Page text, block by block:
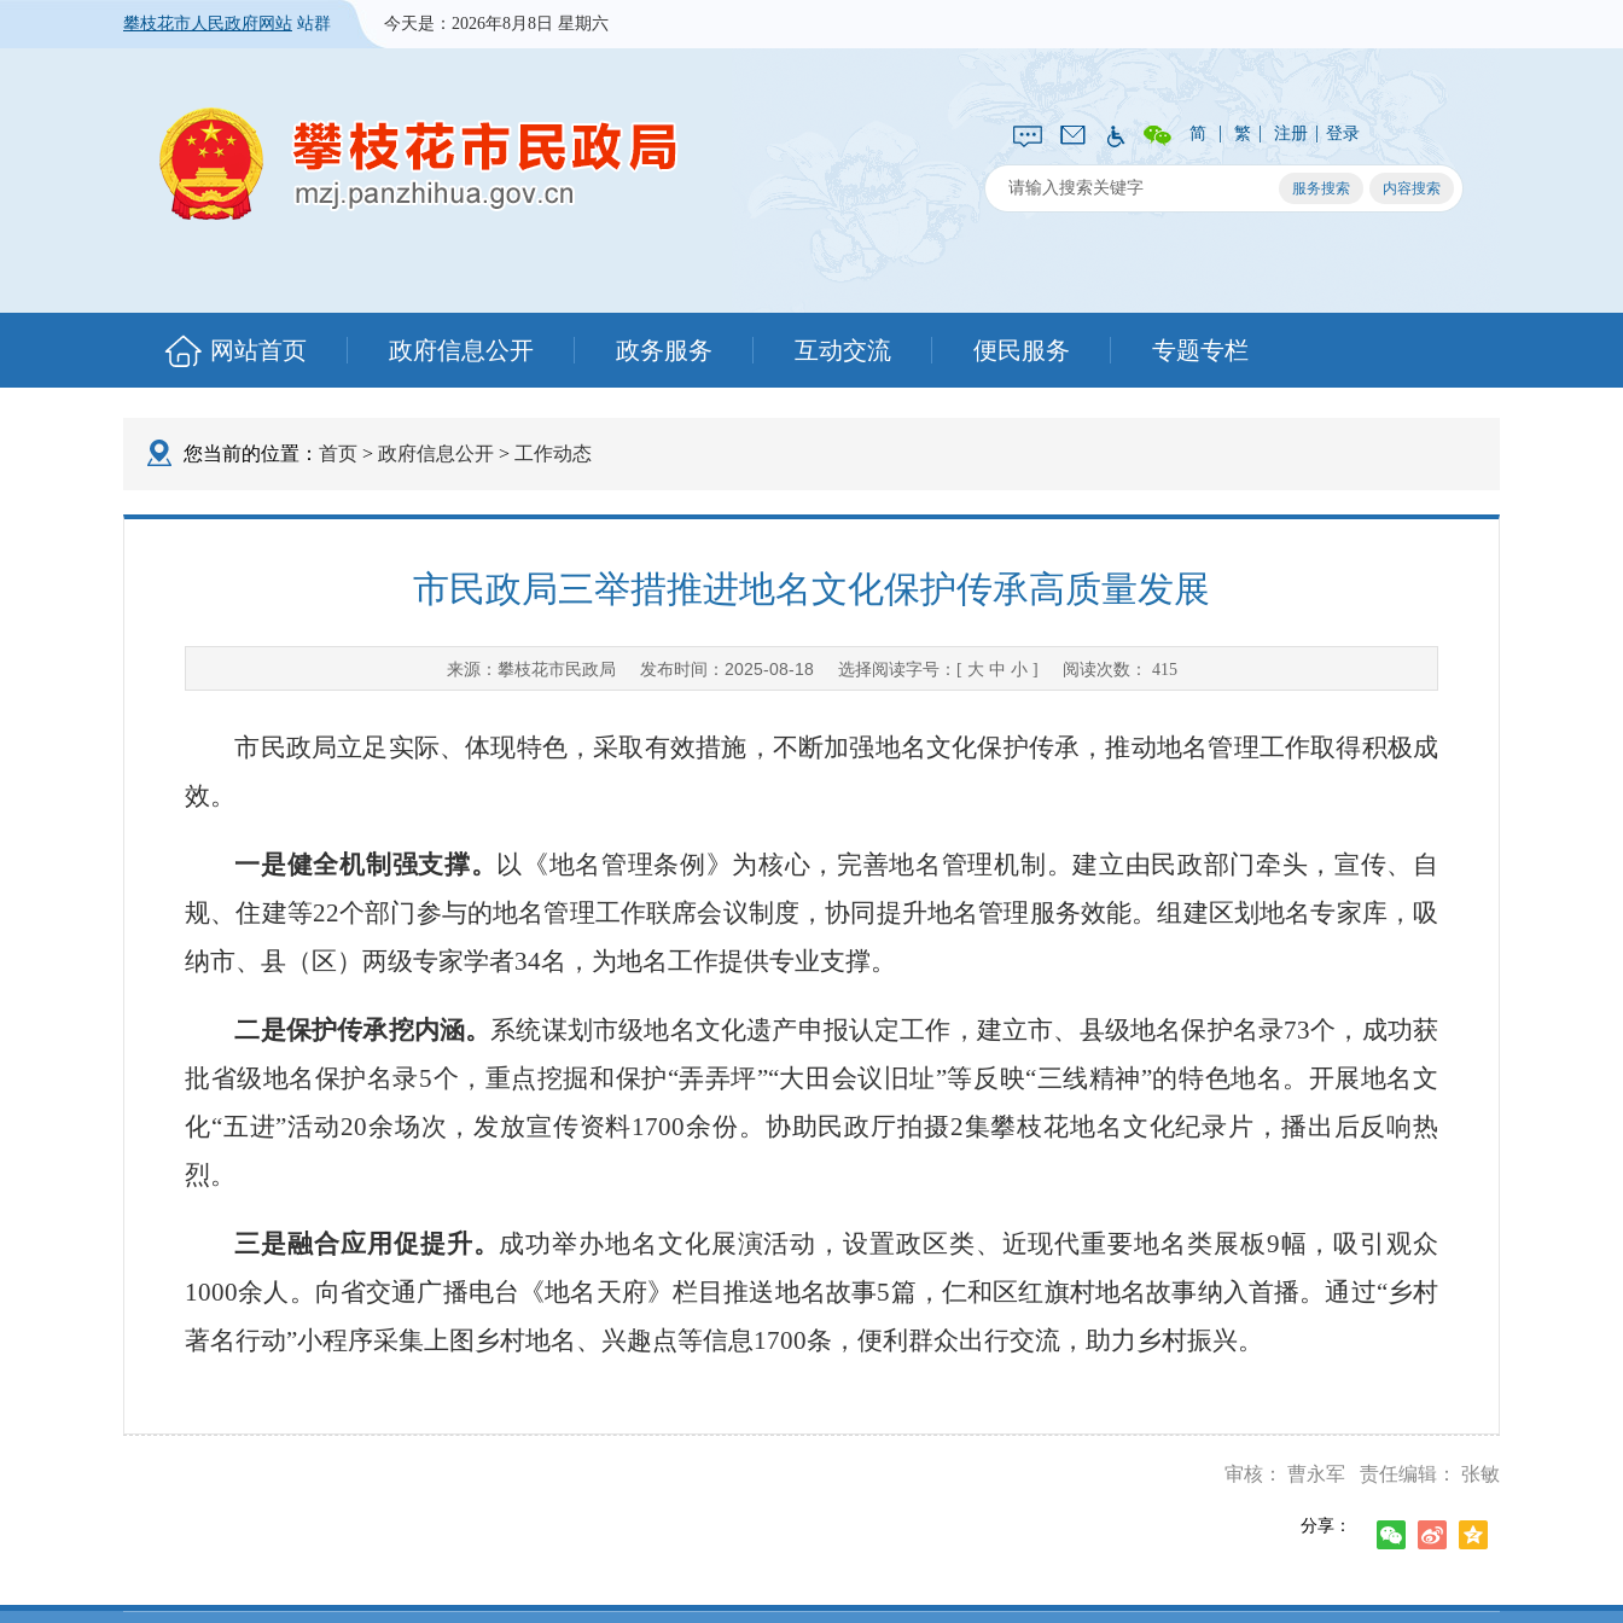
攀枝花市人民政府网站 站群 今天是： 2026年8月8日 星期六
简 | 繁 | 注册 | 登录
网站首页 政府信息公开 政务服务 互动交流 便民服务 专题专栏
您当前的位置： 首页 > 政府信息公开 > 工作动态
市民政局三举措推进地名文化保护传承高质量发展
来源： 攀枝花市民政局 发布时间： 2025-08-18 选择阅读字号：[ 大 中 小] 阅读次数： 415
市民政局立足实际、体现特色，采取有效措施，不断加强地名文化保护传承，推动地名管理工作取得积极成
效。
一是健全机制强支撑。
以《地名管理条例》为核心，完善地名管理机制。建立由民政部门牵头，宣传、自
规、住建等22个部门参与的地名管理工作联席会议制度，协同提升地名管理服务效能。组建区划地名专家库，吸
纳市、县（区）两级专家学者34名，为地名工作提供专业支撑。
二是保护传承挖内涵。 系统谋划市级地名文化遗产申报认定工作，建立市、县级地名保护名录73个，成功获
批省级地名保护名录5个，重点挖掘和保护“弄弄坪”“大田会议旧址”等反映“三线精神”的特色地名。开展地名文
化“五进”活动20余场次，发放宣传资料1700余份。协助民政厅拍摄2集攀枝花地名文化纪录片，播出后反响热
烈。
三是融合应用促提升。 成功举办地名文化展演活动，设置政区类、近现代重要地名类展板9幅，吸引观众
1000余人。向省交通广播电台《地名天府》栏目推送地名故事5篇，仁和区红旗村地名故事纳入首播。通过“乡村
著名行动”小程序采集上图乡村地名、兴趣点等信息1700条，便利群众出行交流，助力乡村振兴。
审核： 曹永军 责任编辑： 张敏
分享：